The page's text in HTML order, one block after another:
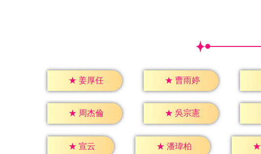
★ 姜厚任 ★ 曹雨婷
★ 周杰倫 ★ 吳宗憲
★ 宣云 ★ 潘瑋柏 ★